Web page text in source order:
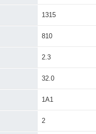
1315
810
2.3
32.0
1A1
2